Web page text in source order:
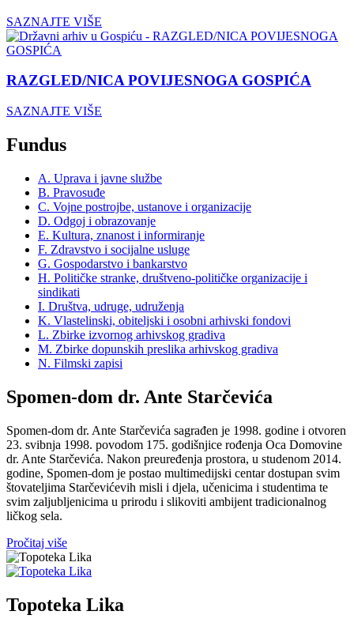
SAZNAJTE VIŠE
RAZGLED/NICA POVIJESNOGA GOSPIĆA
SAZNAJTE VIŠE
Fundus
A. Uprava i javne službe
B. Pravosuđe
C. Vojne postrojbe, ustanove i organizacije
D. Odgoj i obrazovanje
E. Kultura, znanost i informiranje
F. Zdravstvo i socijalne usluge
G. Gospodarstvo i bankarstvo
H. Političke stranke, društveno-političke organizacije i
sindikati
I. Društva, udruge, udruženja
K. Vlastelinski, obiteljski i osobni arhivski fondovi
L. Zbirke izvornog arhivskog gradiva
M. Zbirke dopunskih preslika arhivskog gradiva
N. Filmski zapisi
Spomen-dom dr. Ante Starčevića
Spomen-dom dr. Ante Starčevića sagrađen je 1998. godine i otvoren
23. svibnja 1998. povodom 175. godišnjice rođenja Oca Domovine
dr. Ante Starčevića. Nakon preuređenja prostora, u studenom 2014.
godine, Spomen˗dom je postao multimedijski centar dostupan svim
štovateljima Starčevićevih misli i djela, učenicima i studentima te
svim zaljubljenicima u prirodu i slikoviti ambijent tradicionalnog
ličkog sela.
Pročitaj više
Topoteka Lika